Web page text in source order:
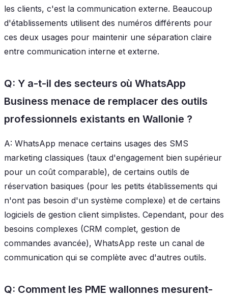
les clients, c'est la communication externe. Beaucoup
d'établissements utilisent des numéros différents pour
ces deux usages pour maintenir une séparation claire
entre communication interne et externe.
Q: Y a-t-il des secteurs où WhatsApp
Business menace de remplacer des outils
professionnels existants en Wallonie ?
A: WhatsApp menace certains usages des SMS
marketing classiques (taux d'engagement bien supérieur
pour un coût comparable), de certains outils de
réservation basiques (pour les petits établissements qui
n'ont pas besoin d'un système complexe) et de certains
logiciels de gestion client simplistes. Cependant, pour des
besoins complexes (CRM complet, gestion de
commandes avancée), WhatsApp reste un canal de
communication qui se complète avec d'autres outils.
Q: Comment les PME wallonnes mesurent-